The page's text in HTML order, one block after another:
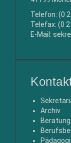
Telefon: (0
Telefax: (0
E-Mail:
Archiv